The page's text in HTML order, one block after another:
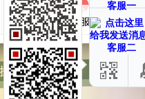
客服一
客服二